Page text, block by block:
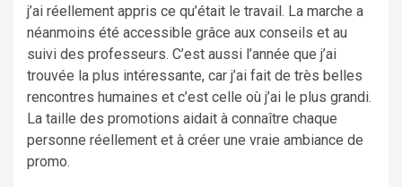
j’ai réellement appris ce qu’était le travail. La marche a
néanmoins été accessible grâce aux conseils et au
suivi des professeurs. C’est aussi l’année que j’ai
trouvée la plus intéressante, car j’ai fait de très belles
rencontres humaines et c’est celle où j’ai le plus grandi.
La taille des promotions aidait à connaître chaque
personne réellement et à créer une vraie ambiance de
promo.